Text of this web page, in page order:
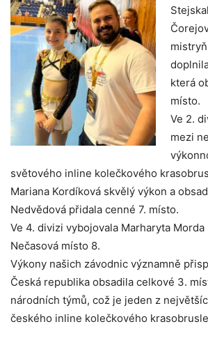
která
místo.
Ve 2.
mezi
světového inline kolečkového
Mariana Kordíková skvělý výkon a
Nedvědová přidala cenné 7. místo.
Ve 4. divizi vybojovala Marharyta Morda
Nečasová místo 8.
Výkony našich závodnic významně
Česká republika obsadila celkové 3.
národních týmů, což je jeden z
českého inline kolečkového